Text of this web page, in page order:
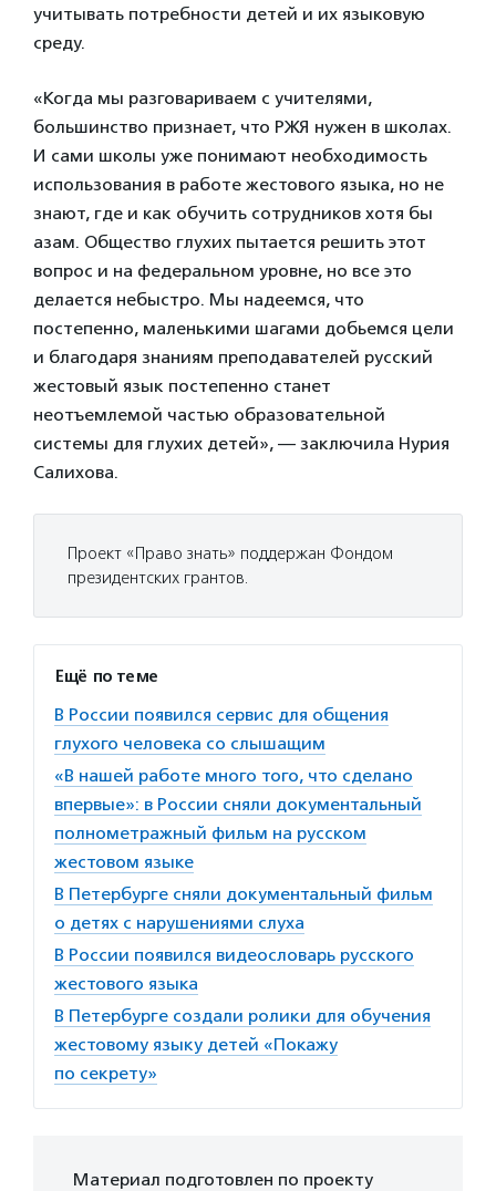
учитывать потребности детей и их языковую
среду.
«Когда мы разговариваем с учителями,
большинство признает, что РЖЯ нужен в школах.
И сами школы уже понимают необходимость
использования в работе жестового языка, но не
знают, где и как обучить сотрудников хотя бы
азам. Общество глухих пытается решить этот
вопрос и на федеральном уровне, но все это
делается небыстро. Мы надеемся, что
постепенно, маленькими шагами добьемся цели
и благодаря знаниям преподавателей русский
жестовый язык постепенно станет
неотъемлемой частью образовательной
системы для глухих детей», — заключила Нурия
Салихова.
Проект «Право знать» поддержан Фондом
президентских грантов.
Ещё по теме
В России появился сервис для общения
глухого человека со слышащим
«В нашей работе много того, что сделано
впервые»: в России сняли документальный
полнометражный фильм на русском
жестовом языке
В Петербурге сняли документальный фильм
о детях с нарушениями слуха
В России появился видеословарь русского
жестового языка
В Петербурге создали ролики для обучения
жестовому языку детей «Покажу
по секрету»
Материал подготовлен по проекту